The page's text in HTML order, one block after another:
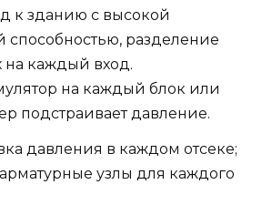
к зданию с высокой
способностью, разделение
на каждый вход.
на каждый блок или
подстраивает давление.
давления в каждом отсеке;
узлы для каждого